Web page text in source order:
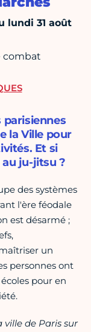
lundi 31 août
combat
parisiennes
la Ville pour
Et si
ju-jitsu ?
des systèmes
l'ère féodale
est désarmé ;
un
personnes ont
pour en
ville de Paris sur